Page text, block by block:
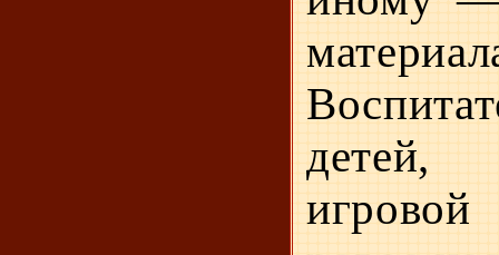
детей,